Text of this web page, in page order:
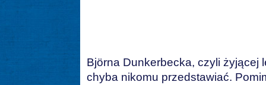
Björna Dunkerbecka, czyli żyjącej
chyba nikomu przedstawiać.